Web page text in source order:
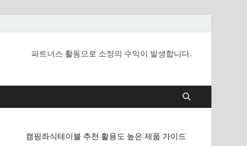
파트너스 활동으로 소정의 수익이 발생합니다.
캠핑좌식테이블 추천 활용도 높은 제품 가이드